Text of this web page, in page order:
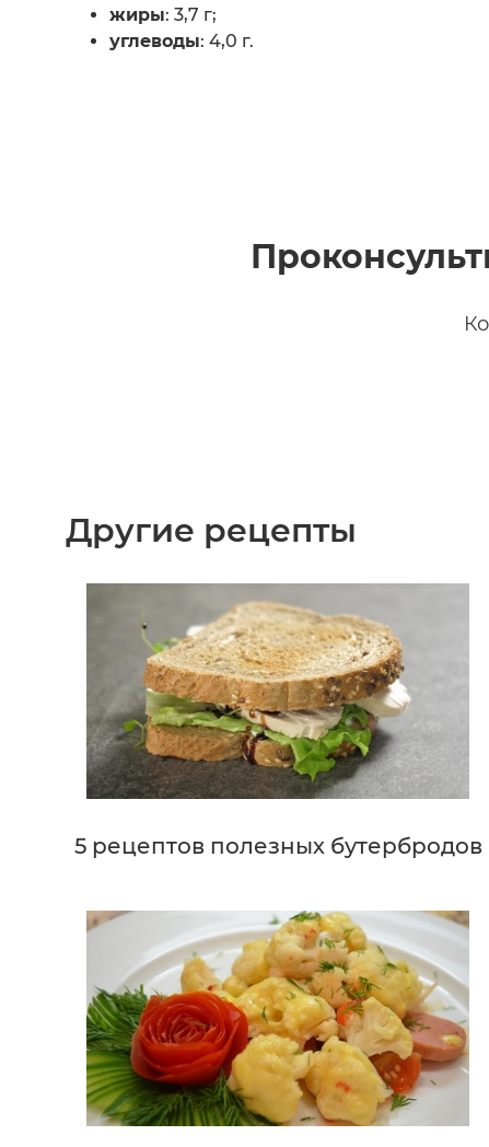
жиры: 3,7 г;
углеводы: 4,0 г.
Другие рецепты
5 рецептов полезных бутербродов